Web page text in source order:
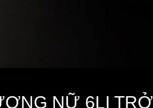
NỮ 6LI TRỞ